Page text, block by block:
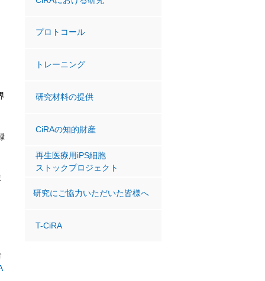
プロトコール
トレーニング
研究材料の提供
CiRAの知的財産
再生医療用iPS細胞
ストックプロジェクト
研究にご協力いただいた皆様へ
T-CiRA